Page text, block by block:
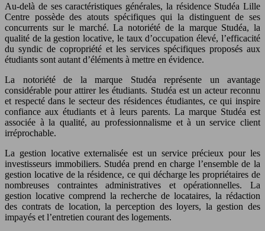
Au-delà de ses caractéristiques générales, la résidence Studéa Lille
Centre possède des atouts spécifiques qui la distinguent de ses
concurrents sur le marché. La notoriété de la marque Studéa, la
qualité de la gestion locative, le taux d’occupation élevé, l’efficacité
du syndic de copropriété et les services spécifiques proposés aux
étudiants sont autant d’éléments à mettre en évidence.
La notoriété de la marque Studéa représente un avantage
considérable pour attirer les étudiants. Studéa est un acteur reconnu
et respecté dans le secteur des résidences étudiantes, ce qui inspire
confiance aux étudiants et à leurs parents. La marque Studéa est
associée à la qualité, au professionnalisme et à un service client
irréprochable.
La gestion locative externalisée est un service précieux pour les
investisseurs immobiliers. Studéa prend en charge l’ensemble de la
gestion locative de la résidence, ce qui décharge les propriétaires de
nombreuses contraintes administratives et opérationnelles. La
gestion locative comprend la recherche de locataires, la rédaction
des contrats de location, la perception des loyers, la gestion des
impayés et l’entretien courant des logements.